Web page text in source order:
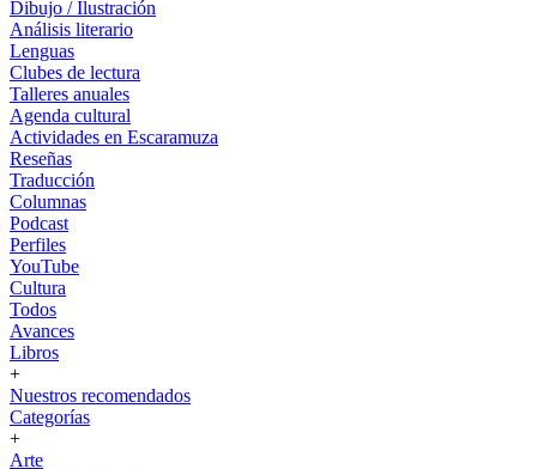
Dibujo / Ilustración
Análisis literario
Lenguas
Clubes de lectura
Talleres anuales
Agenda cultural
Actividades en Escaramuza
Reseñas
Traducción
Columnas
Podcast
Perfiles
YouTube
Cultura
Todos
Avances
Libros
+
Nuestros recomendados
Categorías
+
Arte